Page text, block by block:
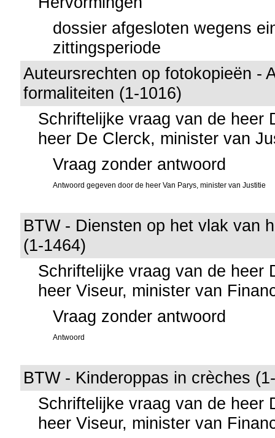
dossier afgesloten wegens
zittingsperiode
Auteursrechten op fotokopieën -
formaliteiten (1-1016)
Schriftelijke vraag van de heer
heer De Clerck, minister van
Vraag zonder antwoord
Antwoord gegeven door de heer Van Parys, minister van Justitie
BTW - Diensten op het vlak van
(1-1464)
Schriftelijke vraag van de heer
heer Viseur, minister van
Vraag zonder antwoord
Antwoord
BTW - Kinderoppas in crèches
Schriftelijke vraag van de heer
heer Viseur, minister van